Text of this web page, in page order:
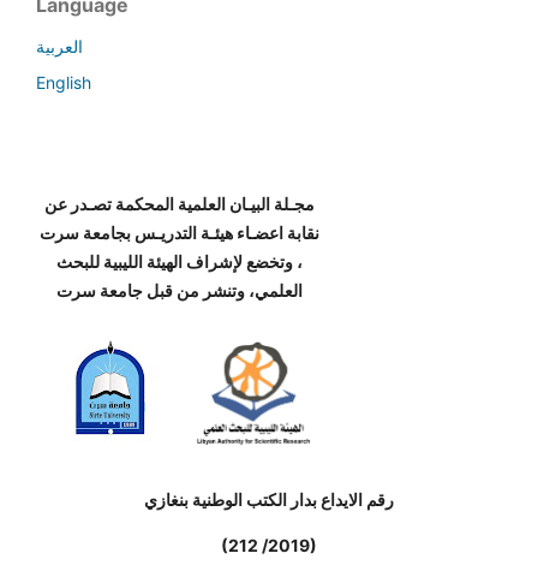
العربية
English
مجـلة البيـان العلمية المحكمة تصـدر عن
نقابة اعضـاء هيئـة التدريـس بجامعة سرت
، وتخضع لإشراف الهيئة الليبية للبحث
العلمي، وتنشر من قبل جامعة سرت
رقم الايداع بدار الكتب الوطنية بنغازي
(212 /2019)